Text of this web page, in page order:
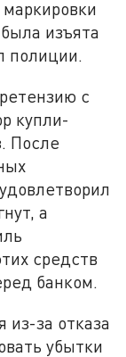
изъята
полиции.
с
купли-
После
а
средств
банком.
за отказа
убытки